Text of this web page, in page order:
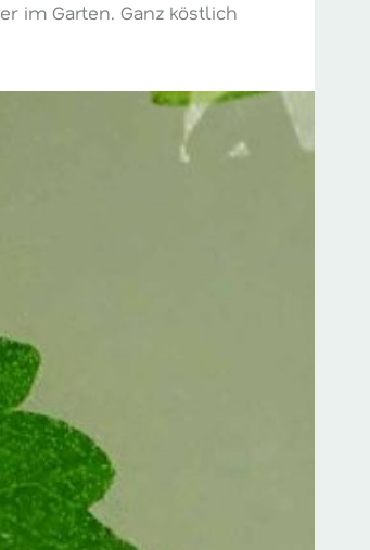
im Garten. Ganz köstlich